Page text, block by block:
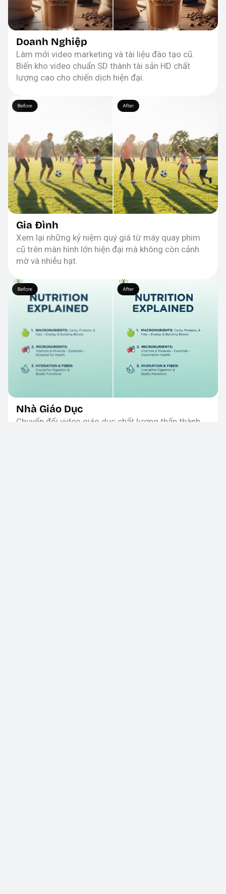
Doanh Nghiệp
Làm mới video marketing và tài liệu đào tạo cũ.
Biến kho video chuẩn SD thành tài sản HD chất
lượng cao cho chiến dịch hiện đại.
Gia Đình
Xem lại những kỷ niệm quý giá từ máy quay phim
cũ trên màn hình lớn hiện đại mà không còn cảnh
mờ và nhiễu hạt.
Nhà Giáo Dục
Chuyển đổi video giáo dục chất lượng thấp thành